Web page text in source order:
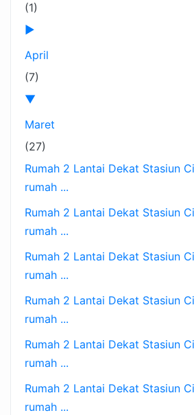
(1)
►
April
(7)
▼
Maret
(27)
Rumah 2 Lantai Dekat Stasiun
rumah ...
Rumah 2 Lantai Dekat Stasiun
rumah ...
Rumah 2 Lantai Dekat Stasiun
rumah ...
Rumah 2 Lantai Dekat Stasiun
rumah ...
Rumah 2 Lantai Dekat Stasiun
rumah ...
Rumah 2 Lantai Dekat Stasiun
rumah ...